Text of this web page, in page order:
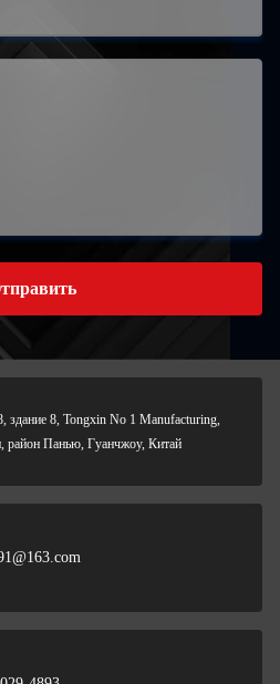
здание 8, Tongxin No 1 Manufacturing,
район Панью, Гуанчжоу, Китай